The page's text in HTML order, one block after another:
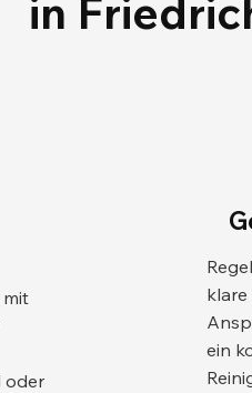
in
mit
oder
ein